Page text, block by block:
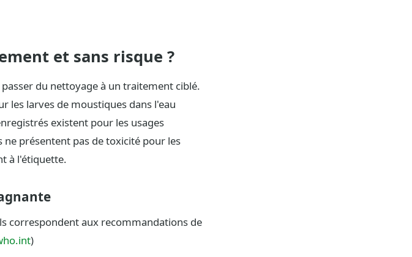
et sans risque ?
du nettoyage à un traitement ciblé.
les larves de moustiques dans l'eau
existent pour les usages
présentent pas de toxicité pour les
à l'étiquette.
correspondent aux recommandations de
)